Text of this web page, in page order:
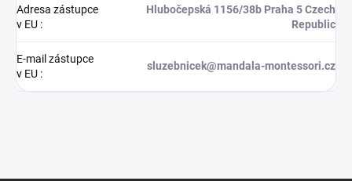
Adresa zástupce
v EU :
Hlubočepská 1156/38b Praha 5 Czech
Republic
E-mail zástupce
v EU :
sluzebnicek@mandala-montessori.cz